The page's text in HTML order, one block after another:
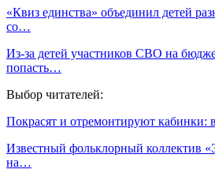
«Квиз единства» объединил детей
со…
Из-за детей участников СВО на
попасть…
Выбор читателей:
Покрасят и отремонтируют кабинки:
Известный фольклорный коллектив
на…